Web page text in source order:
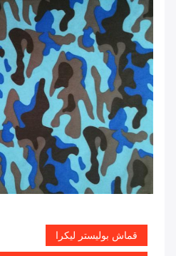
قماش بوليستر ليكرا